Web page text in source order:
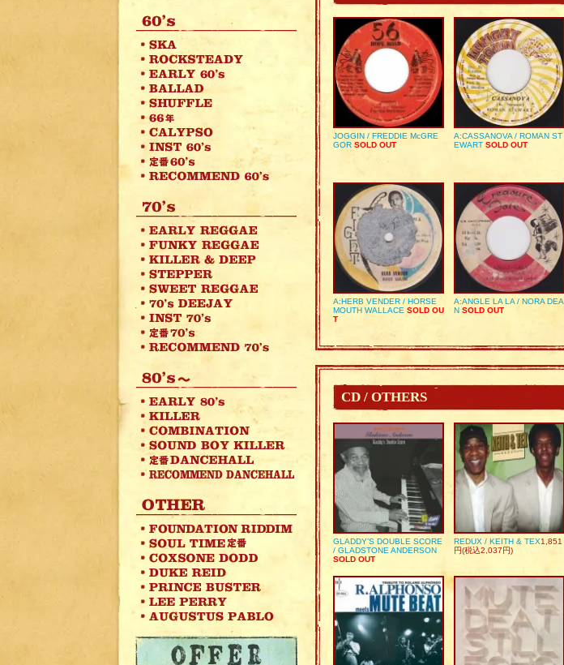
JOGGIN / FREDDIE McGRE
GOR SOLD OUT
A:CASSANOVA / ROMAN ST
EWART SOLD OUT
A:HERB VENDER / HORSE
MOUTH WALLACE SOLD OU
T
A:ANGLE LA LA / NORA DEA
N SOLD OUT
CD / OTHERS
GLADDY’S DOUBLE SCORE
/ GLADSTONE ANDERSON
SOLD OUT
REDUX / KEITH & TEX1,851
円(税込2,037円)